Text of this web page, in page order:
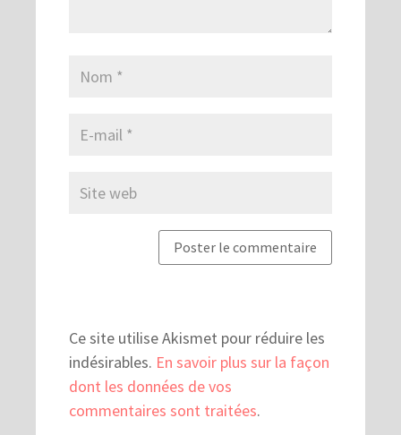
Ce site utilise Akismet pour réduire les
indésirables. En savoir plus sur la façon
dont les données de vos
commentaires sont traitées.